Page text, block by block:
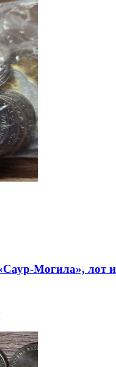
Могила», лот